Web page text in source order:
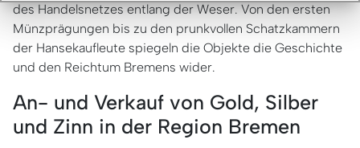
des Handelsnetzes entlang der Weser. Von den ersten
Münzprägungen bis zu den prunkvollen Schatzkammern
der Hansekaufleute spiegeln die Objekte die Geschichte
und den Reichtum Bremens wider.
An- und Verkauf von Gold, Silber
und Zinn in der Region Bremen